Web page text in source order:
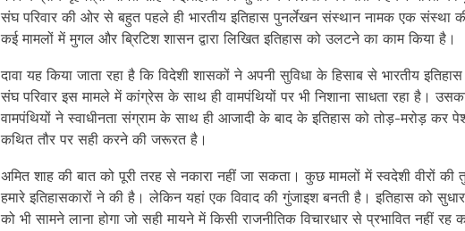
संघ परिवार की ओर से बहुत पहले ही भारतीय इतिहास पुनर्लेखन संस्थान नामक एक
कई मामलों में मुगल और ब्रिटिश शासन द्वारा लिखित इतिहास को उलटने का काम किया है।
दावा यह किया जाता रहा है कि विदेशी शासकों ने अपनी सुविधा के हिसाब से भारतीय
संघ परिवार इस मामले में कांग्रेस के साथ ही वामपंथियों पर भी निशाना साधता रहा है।
वामपंथियों ने स्वाधीनता संग्राम के साथ ही आजादी के बाद के इतिहास को तोड़-मरोड़
कथित तौर पर सही करने की जरूरत है।
अमित शाह की बात को पूरी तरह से नकारा नहीं जा सकता। कुछ मामलों में स्वदेशी वीरों की
हमारे इतिहासकारों ने की है। लेकिन यहां एक विवाद की गुंजाइश बनती है। इतिहास को
को भी सामने लाना होगा जो सही मायने में किसी राजनीतिक विचारधार से प्रभावित नहीं